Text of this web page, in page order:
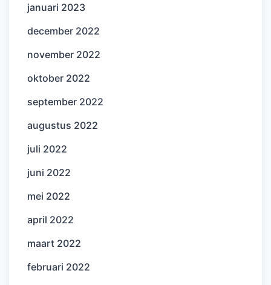
januari 2023
december 2022
november 2022
oktober 2022
september 2022
augustus 2022
juli 2022
juni 2022
mei 2022
april 2022
maart 2022
februari 2022